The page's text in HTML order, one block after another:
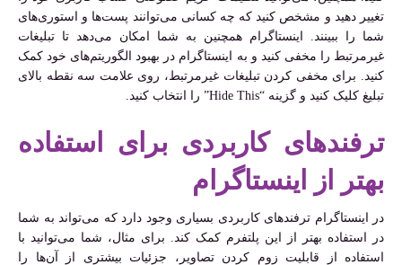
تغییر دهید و مشخص کنید که چه کسانی می‌توانند پست‌ها و استوری‌های
شما را ببینند. اینستاگرام همچنین به شما امکان می‌دهد تا تبلیغات
غیرمرتبط را مخفی کنید و به اینستاگرام در بهبود الگوریتم‌های خود کمک
کنید. برای مخفی کردن تبلیغات غیرمرتبط، روی علامت سه نقطه بالای
تبلیغ کلیک کنید و گزینه “Hide This” را انتخاب کنید.
ترفندهای کاربردی برای استفاده
بهتر از اینستاگرام
در اینستاگرام ترفندهای کاربردی بسیاری وجود دارد که می‌تواند به شما
در استفاده بهتر از این پلتفرم کمک کند. برای مثال، شما می‌توانید با
استفاده از قابلیت زوم کردن تصاویر، جزئیات بیشتری از آن‌ها را